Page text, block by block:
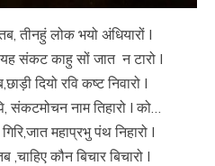
तीनहुं लोक भयो अंधियारों I
संकट काहु सों जात न टारो I
दियो रवि कष्ट निवारो I
संकटमोचन नाम तिहारो I को…
महाप्रभु पंथ निहारो I
,चाहिए कौन बिचार बिचारो I